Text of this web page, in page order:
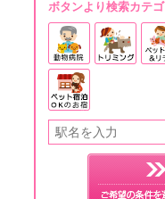
ボタンより検索カテ